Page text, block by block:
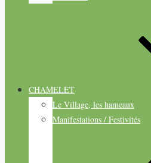
CHAMELET
Le Village, les hameaux
Manifestations / Festivités